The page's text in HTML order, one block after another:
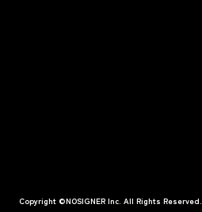
Copyright ©NOSIGNER Inc. All Rights Reserved.